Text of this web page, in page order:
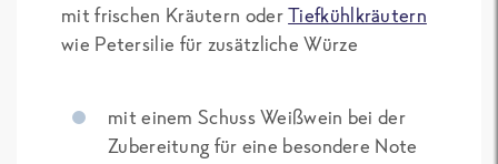
mit frischen Kräutern oderTiefkühlkräutern
wie Petersilie für zusätzliche Würze
mit einem Schuss Weißwein bei der
Zubereitung für eine besondere Note